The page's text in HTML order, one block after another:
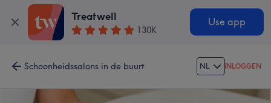
Treatwell
130K
Use app
Schoonheidssalons in de buurt NL INLOGGEN